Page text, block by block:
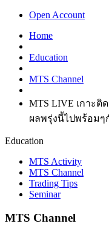
Open Account
Home
Education
MTS Channel
MTS LIVE เกาะ
ผลพรุ่งนี้ไปพร้อมๆ
Education
MTS Activity
MTS Channel
Trading Tips
Seminar
MTS Channel